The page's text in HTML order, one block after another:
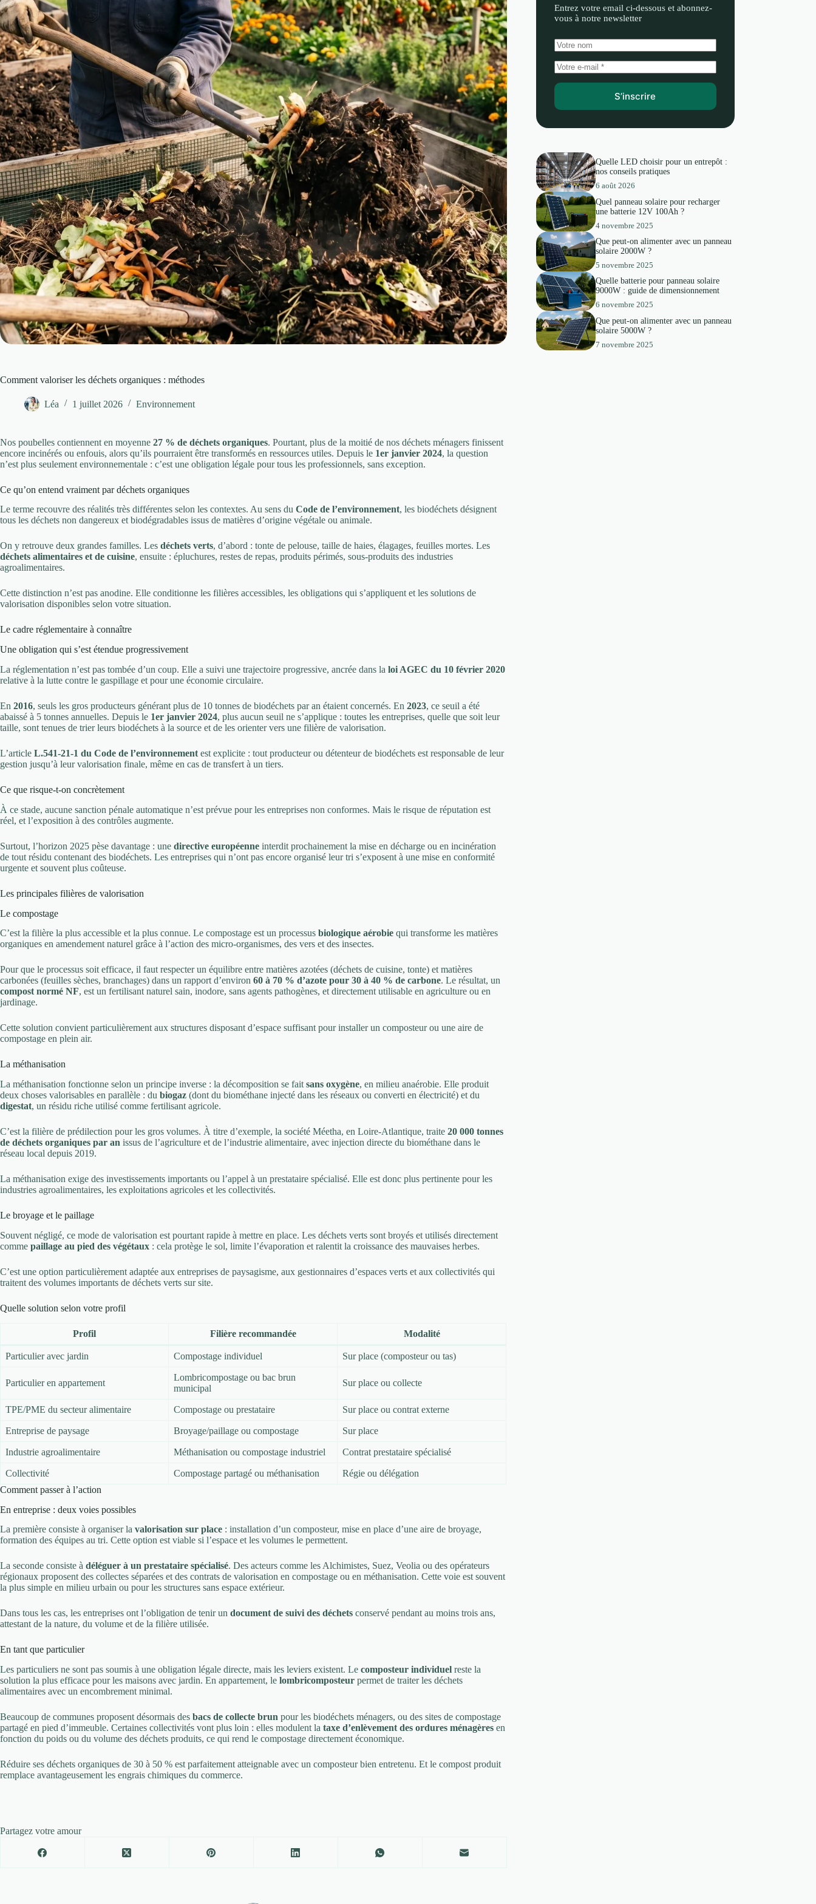
Comment valoriser les déchets organiques : méthodes
Léa 1 juillet 2026 Environnement
Nos poubelles contiennent en moyenne 27 % de déchets organiques. Pourtant, plus de la moitié de nos déchets ménagers finissent
encore incinérés ou enfouis, alors qu’ils pourraient être transformés en ressources utiles. Depuis le 1er janvier 2024, la question
n’est plus seulement environnementale : c’est une obligation légale pour tous les professionnels, sans exception.
Ce qu’on entend vraiment par déchets organiques
Le terme recouvre des réalités très différentes selon les contextes. Au sens du Code de l’environnement, les biodéchets désignent
tous les déchets non dangereux et biodégradables issus de matières d’origine végétale ou animale.
On y retrouve deux grandes familles. Les déchets verts, d’abord : tonte de pelouse, taille de haies, élagages, feuilles mortes. Les
déchets alimentaires et de cuisine, ensuite : épluchures, restes de repas, produits périmés, sous-produits des industries
agroalimentaires.
Cette distinction n’est pas anodine. Elle conditionne les filières accessibles, les obligations qui s’appliquent et les solutions de
valorisation disponibles selon votre situation.
Le cadre réglementaire à connaître
Une obligation qui s’est étendue progressivement
La réglementation n’est pas tombée d’un coup. Elle a suivi une trajectoire progressive, ancrée dans la loi AGEC du 10 février 2020
relative à la lutte contre le gaspillage et pour une économie circulaire.
En 2016, seuls les gros producteurs générant plus de 10 tonnes de biodéchets par an étaient concernés. En 2023, ce seuil a été
abaissé à 5 tonnes annuelles. Depuis le 1er janvier 2024, plus aucun seuil ne s’applique : toutes les entreprises, quelle que soit leur
taille, sont tenues de trier leurs biodéchets à la source et de les orienter vers une filière de valorisation.
L’article L.541-21-1 du Code de l’environnement est explicite : tout producteur ou détenteur de biodéchets est responsable de leur
gestion jusqu’à leur valorisation finale, même en cas de transfert à un tiers.
Ce que risque-t-on concrètement
À ce stade, aucune sanction pénale automatique n’est prévue pour les entreprises non conformes. Mais le risque de réputation est
réel, et l’exposition à des contrôles augmente.
Surtout, l’horizon 2025 pèse davantage : une directive européenne interdit prochainement la mise en décharge ou en incinération
de tout résidu contenant des biodéchets. Les entreprises qui n’ont pas encore organisé leur tri s’exposent à une mise en conformité
urgente et souvent plus coûteuse.
Les principales filières de valorisation
Le compostage
C’est la filière la plus accessible et la plus connue. Le compostage est un processus biologique aérobie qui transforme les matières
organiques en amendement naturel grâce à l’action des micro-organismes, des vers et des insectes.
Pour que le processus soit efficace, il faut respecter un équilibre entre matières azotées (déchets de cuisine, tonte) et matières
carbonées (feuilles sèches, branchages) dans un rapport d’environ 60 à 70 % d’azote pour 30 à 40 % de carbone. Le résultat, un
compost normé NF, est un fertilisant naturel sain, inodore, sans agents pathogènes, et directement utilisable en agriculture ou en
jardinage.
Cette solution convient particulièrement aux structures disposant d’espace suffisant pour installer un composteur ou une aire de
compostage en plein air.
La méthanisation
La méthanisation fonctionne selon un principe inverse : la décomposition se fait sans oxygène, en milieu anaérobie. Elle produit
deux choses valorisables en parallèle : du biogaz (dont du biométhane injecté dans les réseaux ou converti en électricité) et du
digestat, un résidu riche utilisé comme fertilisant agricole.
C’est la filière de prédilection pour les gros volumes. À titre d’exemple, la société Méetha, en Loire-Atlantique, traite 20 000 tonnes
de déchets organiques par an issus de l’agriculture et de l’industrie alimentaire, avec injection directe du biométhane dans le
réseau local depuis 2019.
La méthanisation exige des investissements importants ou l’appel à un prestataire spécialisé. Elle est donc plus pertinente pour les
industries agroalimentaires, les exploitations agricoles et les collectivités.
Le broyage et le paillage
Souvent négligé, ce mode de valorisation est pourtant rapide à mettre en place. Les déchets verts sont broyés et utilisés directement
comme paillage au pied des végétaux : cela protège le sol, limite l’évaporation et ralentit la croissance des mauvaises herbes.
C’est une option particulièrement adaptée aux entreprises de paysagisme, aux gestionnaires d’espaces verts et aux collectivités qui
traitent des volumes importants de déchets verts sur site.
Quelle solution selon votre profil
Profil Filière recommandée Modalité
Particulier avec jardin Compostage individuel Sur place (composteur ou tas)
Particulier en appartement
Lombricompostage ou bac brun
municipal
Sur place ou collecte
TPE/PME du secteur alimentaire Compostage ou prestataire Sur place ou contrat externe
Entreprise de paysage Broyage/paillage ou compostage Sur place
Industrie agroalimentaire Méthanisation ou compostage industriel Contrat prestataire spécialisé
Collectivité Compostage partagé ou méthanisation
Régie ou délégation
Comment passer à l’action
En entreprise : deux voies possibles
La première consiste à organiser la valorisation sur place : installation d’un composteur, mise en place d’une aire de broyage,
formation des équipes au tri. Cette option est viable si l’espace et les volumes le permettent.
La seconde consiste à déléguer à un prestataire spécialisé. Des acteurs comme les Alchimistes, Suez, Veolia ou des opérateurs
régionaux proposent des collectes séparées et des contrats de valorisation en compostage ou en méthanisation. Cette voie est souvent
la plus simple en milieu urbain ou pour les structures sans espace extérieur.
Dans tous les cas, les entreprises ont l’obligation de tenir un document de suivi des déchets conservé pendant au moins trois ans,
attestant de la nature, du volume et de la filière utilisée.
En tant que particulier
Les particuliers ne sont pas soumis à une obligation légale directe, mais les leviers existent. Le composteur individuel reste la
solution la plus efficace pour les maisons avec jardin. En appartement, le lombricomposteur permet de traiter les déchets
alimentaires avec un encombrement minimal.
Beaucoup de communes proposent désormais des bacs de collecte brun pour les biodéchets ménagers, ou des sites de compostage
partagé en pied d’immeuble. Certaines collectivités vont plus loin : elles modulent la taxe d’enlèvement des ordures ménagères en
fonction du poids ou du volume des déchets produits, ce qui rend le compostage directement économique.
Réduire ses déchets organiques de 30 à 50 % est parfaitement atteignable avec un composteur bien entretenu. Et le compost produit
remplace avantageusement les engrais chimiques du commerce.
Partagez votre amour
Entrez votre email ci-dessous et abonnez-
vous à notre newsletter
S’inscrire
Quelle LED choisir pour un entrepôt :
nos conseils pratiques
6 août 2026
Quel panneau solaire pour recharger
une batterie 12V 100Ah ?
4 novembre 2025
Que peut-on alimenter avec un panneau
solaire 2000W ?
5 novembre 2025
Quelle batterie pour panneau solaire
9000W : guide de dimensionnement
6 novembre 2025
Que peut-on alimenter avec un panneau
solaire 5000W ?
7 novembre 2025